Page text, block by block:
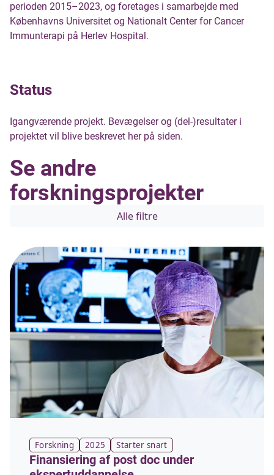
perioden 2015–2023, og foretages i samarbejde med
Københavns Universitet og Nationalt Center for Cancer
Immunterapi på Herlev Hospital.
Status
Igangværende projekt. Bevægelser og (del-)resultater i
projektet vil blive beskrevet her på siden.
Se andre
forskningsprojekter
Alle filtre
Forskning 2025 Starter snart
Finansiering af post doc under